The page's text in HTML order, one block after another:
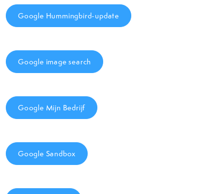
Google Hummingbird-update
Google image search
Google Mijn Bedrijf
Google Sandbox